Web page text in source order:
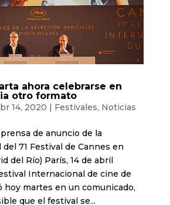
ahora celebrarse en
otro formato
14, 2020 | Festivales, Noticias
de anuncio de la
71 Festival de Cannes en
del Río) París, 14 de abril
Internacional de cine de
hoy martes en un comunicado,
que el festival se...